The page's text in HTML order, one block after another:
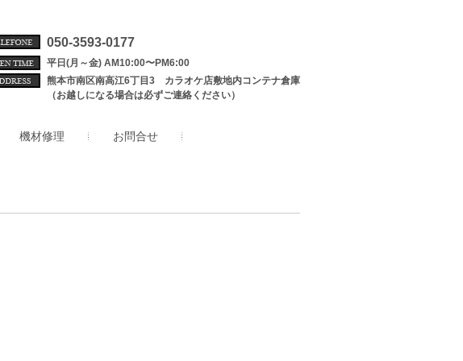
050-3593-0177
平日(月～金) AM10:00〜PM6:00
熊本市南区南高江6丁目3 カラオケ店敷地内コンテナ倉庫
（お越しになる場合は必ずご連絡ください）
機材修理 お問合せ